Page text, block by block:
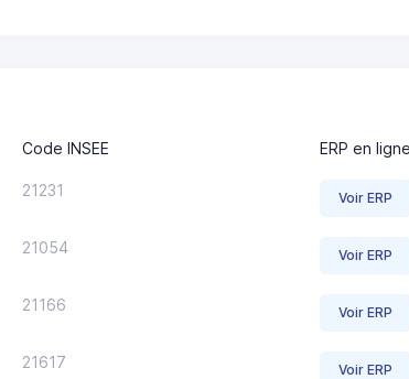
Code INSEE ERP en ligne
21231 Voir ERP
21054 Voir ERP
21166 Voir ERP
21617 Voir ERP